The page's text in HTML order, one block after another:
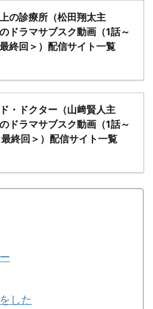
上の診療所（松田翔太主
ドラマサブスク動画（1話～
終回＞）配信サイト一覧
ド・ドクター（山﨑賢人主
ドラマサブスク動画（1話～
終回＞）配信サイト一覧
した